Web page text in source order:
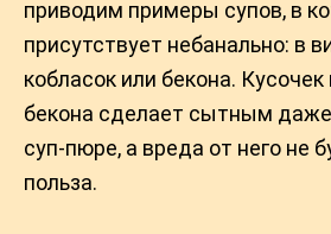
приводим примеры супов, в
присутствует небанально: в
кобласок или бекона.
бекона сделает сытным
суп-пюре, а вреда от него не
польза.